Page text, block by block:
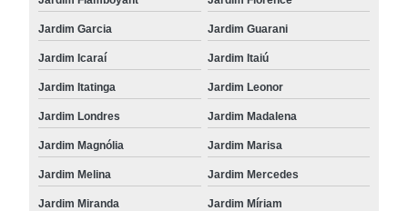
Jardim Garcia Jardim Guarani
Jardim Icaraí Jardim Itaiú
Jardim Itatinga Jardim Leonor
Jardim Londres Jardim Madalena
Jardim Magnólia Jardim Marisa
Jardim Melina Jardim Mercedes
Jardim Miranda Jardim Míriam